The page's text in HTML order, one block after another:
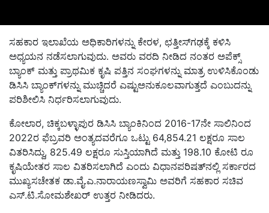
ಸಹಕಾರ ಇಲಾಖೆಯ ಅಧಿಕಾರಿಗಳನ್ನು ಕೇರಳ, ಛತ್ತೀಸ್‌ಗಢಕ್ಕೆ ಕಳಿಸಿ
ಅಧ್ಯಯನ ನಡೆಸಲಾಗುವುದು. ಅವರು ವರದಿ ನೀಡಿದ ನಂತರ ಅಪೆಕ್ಸ್‌
ಬ್ಯಾಂಕ್‌ ಮತ್ತು ಪ್ರಾಥಮಿಕ ಕೃಷಿ ಪತ್ತಿನ ಸಂಘಗಳನ್ನು ಮಾತ್ರ ಉಳಿಸಿಕೊಂಡು
ಡಿಸಿಸಿ ಬ್ಯಾಂಕ್‌ಗಳನ್ನು ಮುಚ್ಚಿದರೆ ಎಷ್ಟುಅನುಕೂಲವಾಗುತ್ತದೆ ಎಂಬುದನ್ನು
ಪರಿಶೀಲಿಸಿ ನಿರ್ಧರಿಸಲಾಗುವುದು.
ಕೋಲಾರ, ಚಿಕ್ಕಬಳ್ಳಾಪುರ ಡಿಸಿಸಿ ಬ್ಯಾಂಕಿನಿಂದ 2016-17ನೇ ಸಾಲಿನಿಂದ
2022ರ ಫೆಬ್ರವರಿ ಅಂತ್ಯದವರೆಗೂ ಒಟ್ಟು 64,854.21 ಲಕ್ಷರೂ ಸಾಲ
ವಿತರಿಸಿದ್ದು, 825.49 ಲಕ್ಷರೂ ಸುಸ್ತಿಯಾಗಿದೆ ಮತ್ತು 198.10 ಕೋಟಿ ರೂ
ಕೃಷಿಯೇತರ ಸಾಲ ವಿತರಿಸಲಾಗಿದೆ ಎಂದು ವಿಧಾನಪರಿಷತ್‌ನಲ್ಲಿ ಸರ್ಕಾರದ
ಮುಖ್ಯಸಚೇತಕ ಡಾ.ವೈ.ಎ.ನಾರಾಯಣಸ್ವಾಮಿ ಅವರಿಗೆ ಸಹಕಾರ ಸಚಿವ
ಎಸ್‌.ಟಿ.ಸೋಮಶೇಖರ್‌ ಉತ್ತರ ನೀಡಿದರು.